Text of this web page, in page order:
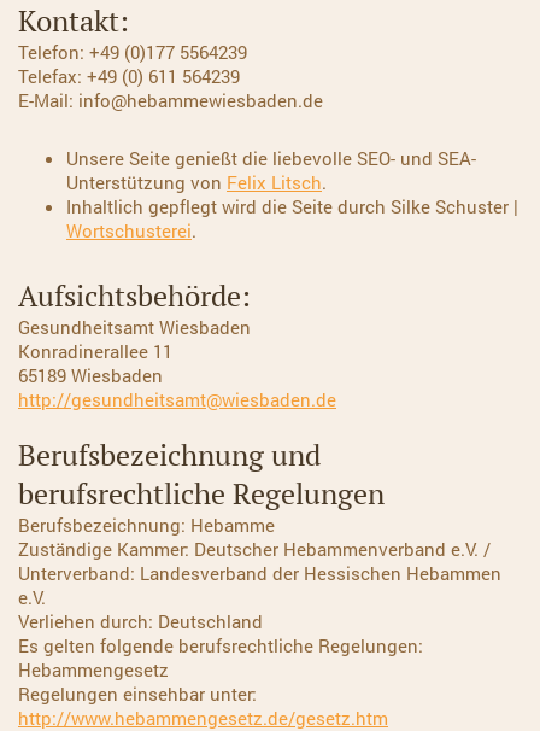
Kontakt:
Telefon: +49 (0)177 5564239
Telefax: +49 (0) 611 564239
E-Mail: info@hebammewiesbaden.de
Unsere Seite genießt die liebevolle SEO- und SEA-
Unterstützung von Felix Litsch.
Inhaltlich gepflegt wird die Seite durch Silke Schuster |
Wortschusterei.
Aufsichtsbehörde:
Gesundheitsamt Wiesbaden
Konradinerallee 11
65189 Wiesbaden
http://gesundheitsamt@wiesbaden.de
Berufsbezeichnung und
berufsrechtliche Regelungen
Berufsbezeichnung: Hebamme
Zuständige Kammer: Deutscher Hebammenverband e.V. /
Unterverband: Landesverband der Hessischen Hebammen
e.V.
Verliehen durch: Deutschland
Es gelten folgende berufsrechtliche Regelungen:
Hebammengesetz
Regelungen einsehbar unter:
http://www.hebammengesetz.de/gesetz.htm